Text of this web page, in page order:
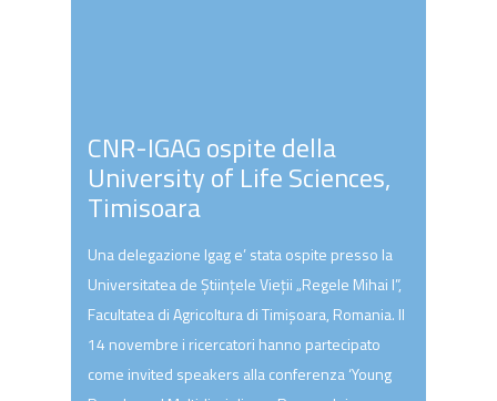
CNR-IGAG ospite della
University of Life Sciences,
Timisoara
Una delegazione Igag e’ stata ospite presso la
Universitatea de Științele Vieții „Regele Mihai I”,
Facultatea di Agricoltura di Timișoara, Romania. Il
14 novembre i ricercatori hanno partecipato
come invited speakers alla conferenza ‘Young